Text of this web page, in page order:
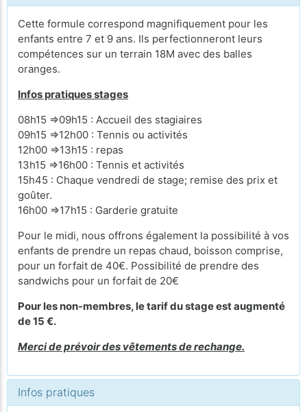
Cette formule correspond magnifiquement pour les
enfants entre 7 et 9 ans. Ils perfectionneront leurs
compétences sur un terrain 18M avec des balles
oranges.
Infos pratiques stages
08h15 =>09h15 : Accueil des stagiaires
09h15 =>12h00 : Tennis ou activités
12h00 =>13h15 : repas
13h15 =>16h00 : Tennis et activités
15h45 : Chaque vendredi de stage; remise des prix et
goûter.
16h00 =>17h15 : Garderie gratuite
Pour le midi, nous offrons également la possibilité à vos
enfants de prendre un repas chaud, boisson comprise,
pour un forfait de 40€. Possibilité de prendre des
sandwichs pour un forfait de 20€
Pour les non-membres, le tarif du stage est augmenté
de 15 €.
Merci de prévoir des vêtements de rechange.
Infos pratiques